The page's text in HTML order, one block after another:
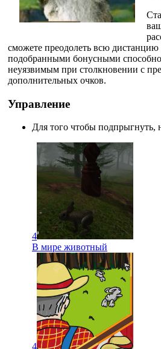
сможете преодолеть всю дистанцию
подобранными бонусными
неуязвимым при столкновении с
дополнительных очков.
Управление
Для того чтобы
4
В мире животный
4